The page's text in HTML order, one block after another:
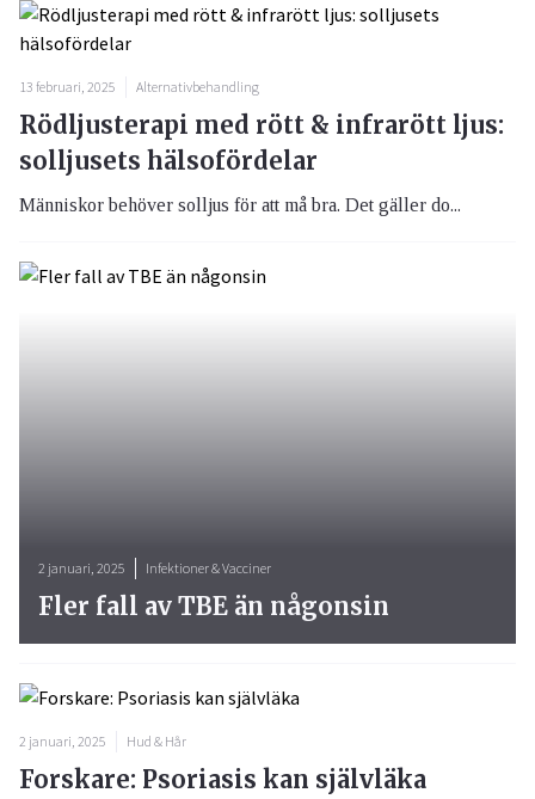
13 februari, 2025 Alternativbehandling
Rödljusterapi med rött & infrarött ljus:
solljusets hälsofördelar
Människor behöver solljus för att må bra. Det gäller do...
2 januari, 2025 Hud & Hår
Forskare: Psoriasis kan självläka
2 januari, 2025 Infektioner & Vacciner
Fler fall av TBE än någonsin